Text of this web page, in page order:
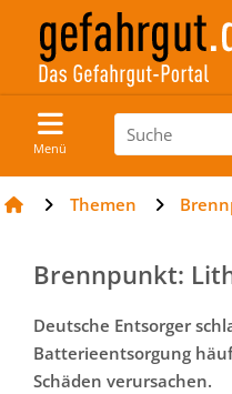
Menü
Themen
Brennpunkt:
Deutsche Entsorger
Batterieentsorgung
Schäden verursachen.